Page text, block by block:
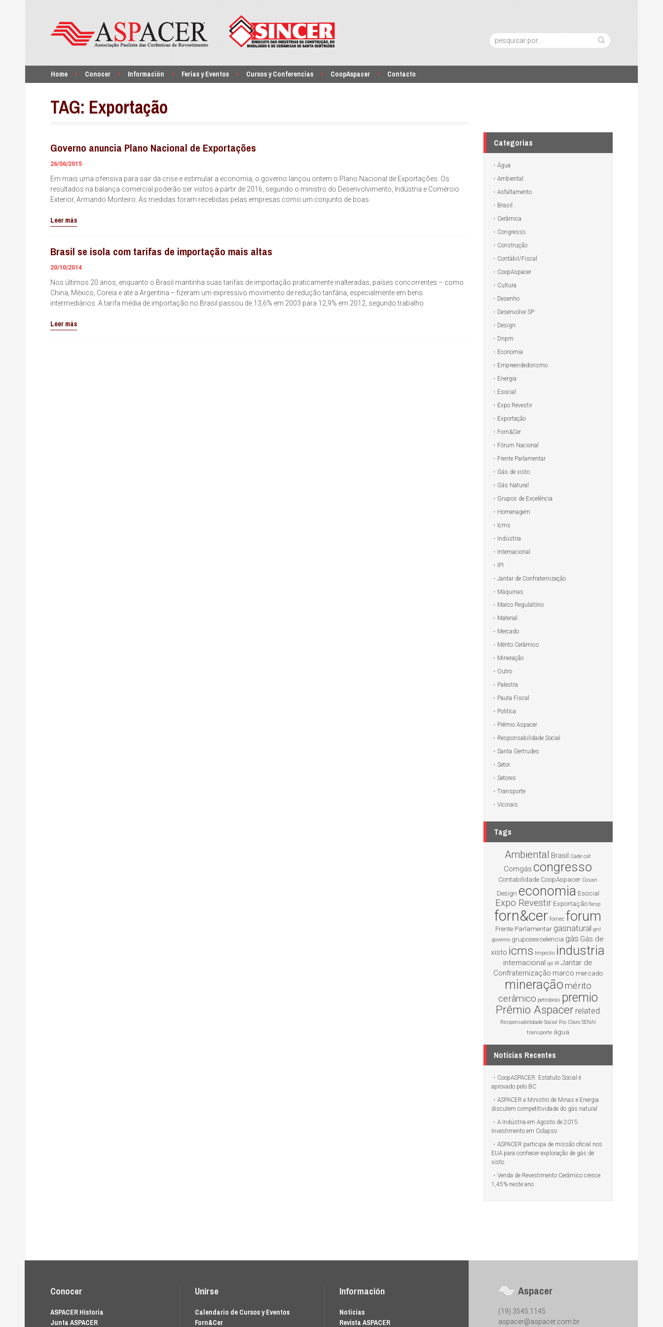
Home Conocer Información Ferias y Eventos Cursos y Conferencias CoopAspacer Contacto
Pesquisa:
TAG: Exportação
Governo anuncia Plano Nacional de Exportações
26/06/2015
Em mais uma ofensiva para sair da crise e estimular a economia, o governo lançou ontem o Plano Nacional de Exportações. Os
resultados na balança comercial poderão ser vistos a partir de 2016, segundo o ministro do Desenvolvimento, Indústria e Comércio
Exterior, Armando Monteiro. As medidas foram recebidas pelas empresas como um conjunto de boas
Leer más
Brasil se isola com tarifas de importação mais altas
20/10/2014
Nos últimos 20 anos, enquanto o Brasil mantinha suas tarifas de importação praticamente inalteradas, países concorrentes – como
China, México, Coreia e até a Argentina – fizeram um expressivo movimento de redução tarifária, especialmente em bens
intermediários. A tarifa média de importação no Brasil passou de 13,6% em 2003 para 12,9% em 2012, segundo trabalho
Leer más
Categorias
Água
Ambiental
Asfaltamento
Brasil
Cerâmica
Congresso
Construção
Contábil/Fiscal
CoopAspacer
Cultura
Desenho
Desenvolve SP
Design
Dnpm
Economia
Empreendedorismo
Energia
Esocial
Expo Revestir
Exportação
Forn&Cer
Fórum Nacional
Frente Parlamentar
Gás de xisto
Gás Natural
Grupos de Excelência
Homenagem
Icms
Indústria
Internacional
IPI
Jantar de Confraternização
Máquinas
Marco Regulatório
Material
Mercado
Mérito Cerâmico
Mineração
Outro
Palestra
Pauta Fiscal
Politíca
Prêmio Aspacer
Responsabilidade Social
Santa Gertrudes
Setor
Setores
Transporte
Vicinais
Tags
Ambiental Brasil Cade cat
Comgás congresso
Contabilidade CoopAspacer Cosan
Design economia Esocial
Expo Revestir Exportação fiesp
forn&cer fornec forum
Frente Parlamentar gasnatural gnl
governo gruposexcelencia gás Gás de
xisto icms Imposto industria
internacional ipi IR Jantar de
Confraternização marco mercado
mineração mérito
cerâmico petrobrás premio
Prêmio Aspacer related
Responsabilidade Social Rio Claro SENAI
transporte água
Notícias Recentes
CoopASPACER: Estatuto Social é
aprovado pelo BC
ASPACER e Ministro de Minas e Energia
discutem competitividade do gás natural
A Indústria em Agosto de 2015:
Investimento em Colapso
ASPACER participa de missão oficial nos
EUA para conhecer exploração de gás de
xisto
Venda de Revestimento Cerâmico cresce
1,45% neste ano
Conocer
ASPACER Historia
Junta ASPACER
Unirse
Calendario de Cursos y Eventos
Forn&Cer
Información
Notícias
Revista ASPACER
Aspacer
(19) 3545.1145
aspacer@aspacer.com.br